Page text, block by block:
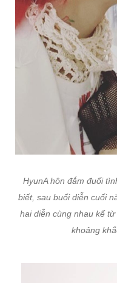
HyunA hôn đắm đuối
biết, sau buổi diễn cuối
hai diễn cùng nhau kể
khoảng